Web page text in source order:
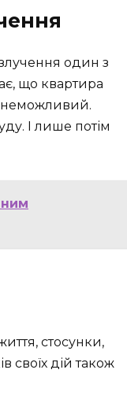
один з
що квартира
неможливий.
І лише потім
стосунки,
своїх дій також